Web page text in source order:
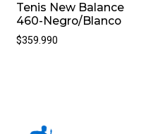
Tenis New Balance
460-Negro/Blanco
$359.990